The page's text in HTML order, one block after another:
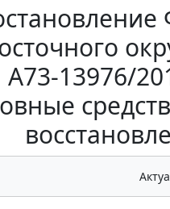
А73-13976/